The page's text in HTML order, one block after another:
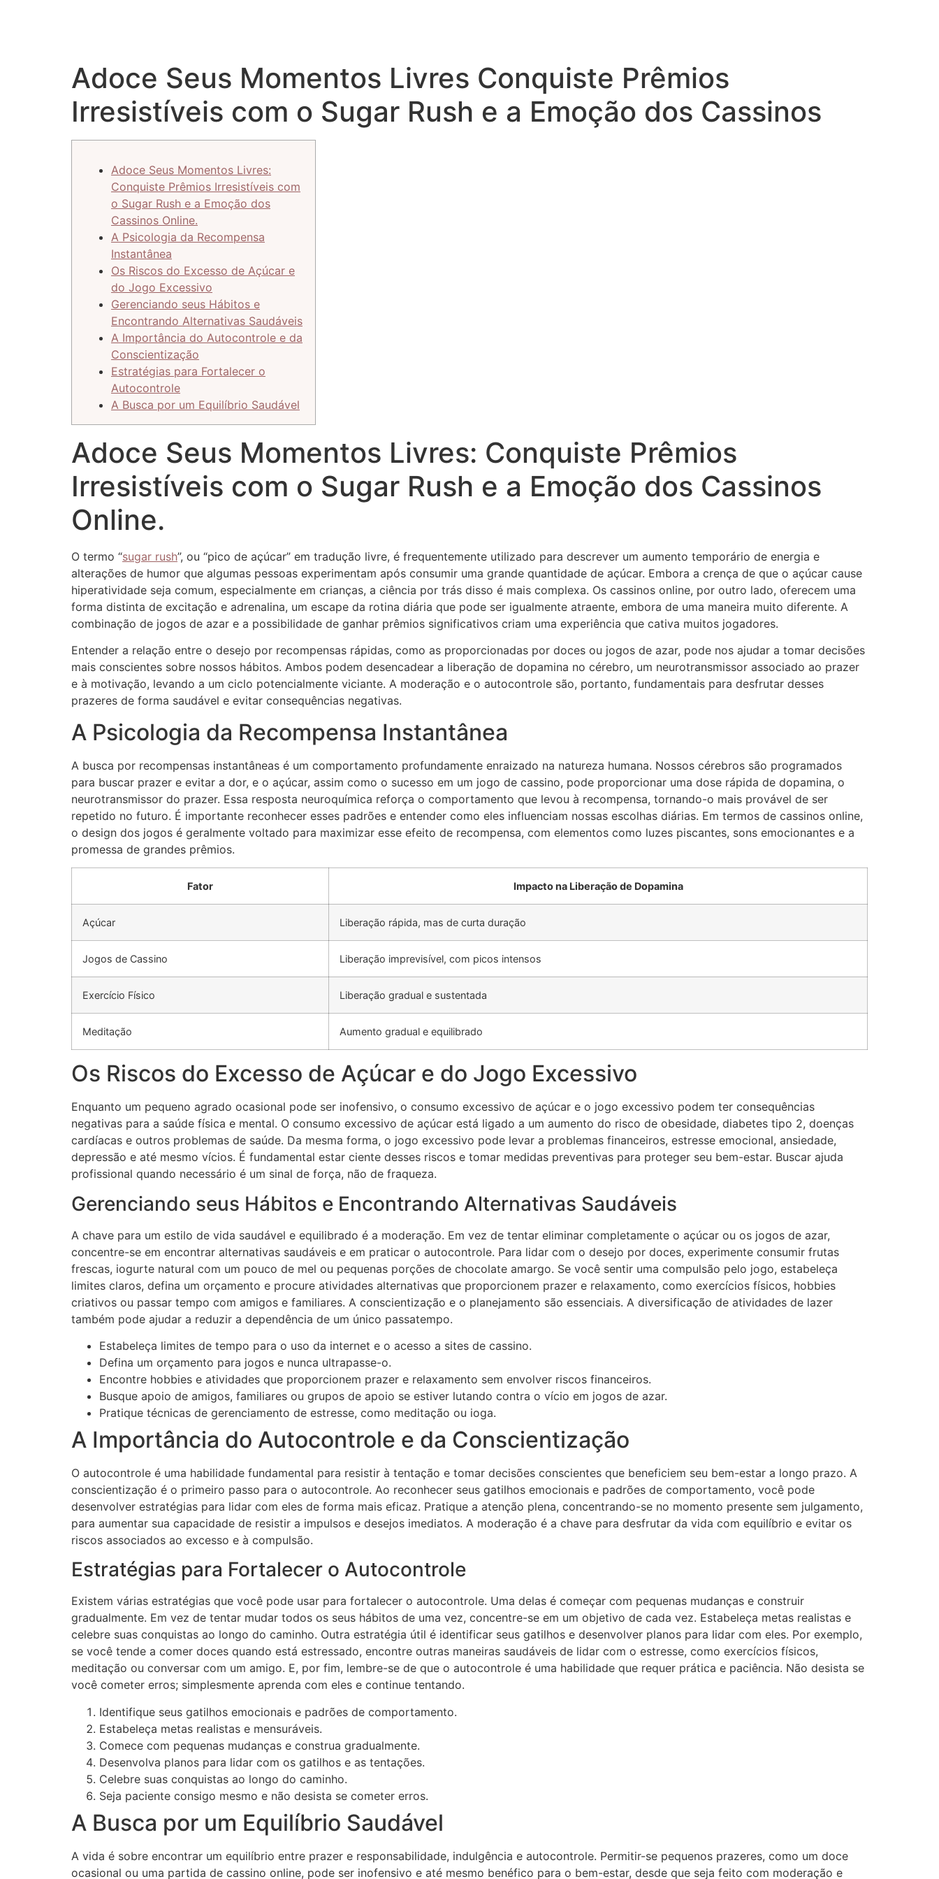
Adoce Seus Momentos Livres Conquiste Prêmios
Irresistíveis com o Sugar Rush e a Emoção dos Cassinos
Adoce Seus Momentos Livres:
Conquiste Prêmios Irresistíveis com
o Sugar Rush e a Emoção dos
Cassinos Online.
A Psicologia da Recompensa
Instantânea
Os Riscos do Excesso de Açúcar e
do Jogo Excessivo
Gerenciando seus Hábitos e
Encontrando Alternativas Saudáveis
A Importância do Autocontrole e da
Conscientização
Estratégias para Fortalecer o
Autocontrole
A Busca por um Equilíbrio Saudável
Adoce Seus Momentos Livres: Conquiste Prêmios
Irresistíveis com o Sugar Rush e a Emoção dos Cassinos
Online.
O termo “sugar rush”, ou “pico de açúcar” em tradução livre, é frequentemente utilizado para descrever um aumento temporário de energia e
alterações de humor que algumas pessoas experimentam após consumir uma grande quantidade de açúcar. Embora a crença de que o açúcar cause
hiperatividade seja comum, especialmente em crianças, a ciência por trás disso é mais complexa. Os cassinos online, por outro lado, oferecem uma
forma distinta de excitação e adrenalina, um escape da rotina diária que pode ser igualmente atraente, embora de uma maneira muito diferente. A
combinação de jogos de azar e a possibilidade de ganhar prêmios significativos criam uma experiência que cativa muitos jogadores.
Entender a relação entre o desejo por recompensas rápidas, como as proporcionadas por doces ou jogos de azar, pode nos ajudar a tomar decisões
mais conscientes sobre nossos hábitos. Ambos podem desencadear a liberação de dopamina no cérebro, um neurotransmissor associado ao prazer
e à motivação, levando a um ciclo potencialmente viciante. A moderação e o autocontrole são, portanto, fundamentais para desfrutar desses
prazeres de forma saudável e evitar consequências negativas.
A Psicologia da Recompensa Instantânea
A busca por recompensas instantâneas é um comportamento profundamente enraizado na natureza humana. Nossos cérebros são programados
para buscar prazer e evitar a dor, e o açúcar, assim como o sucesso em um jogo de cassino, pode proporcionar uma dose rápida de dopamina, o
neurotransmissor do prazer. Essa resposta neuroquímica reforça o comportamento que levou à recompensa, tornando-o mais provável de ser
repetido no futuro. É importante reconhecer esses padrões e entender como eles influenciam nossas escolhas diárias. Em termos de cassinos online,
o design dos jogos é geralmente voltado para maximizar esse efeito de recompensa, com elementos como luzes piscantes, sons emocionantes e a
promessa de grandes prêmios.
Fator Impacto na Liberação de Dopamina
Açúcar Liberação rápida, mas de curta duração
Jogos de Cassino Liberação imprevisível, com picos intensos
Exercício Físico Liberação gradual e sustentada
Meditação Aumento gradual e equilibrado
Os Riscos do Excesso de Açúcar e do Jogo Excessivo
Enquanto um pequeno agrado ocasional pode ser inofensivo, o consumo excessivo de açúcar e o jogo excessivo podem ter consequências
negativas para a saúde física e mental. O consumo excessivo de açúcar está ligado a um aumento do risco de obesidade, diabetes tipo 2, doenças
cardíacas e outros problemas de saúde. Da mesma forma, o jogo excessivo pode levar a problemas financeiros, estresse emocional, ansiedade,
depressão e até mesmo vícios. É fundamental estar ciente desses riscos e tomar medidas preventivas para proteger seu bem-estar. Buscar ajuda
profissional quando necessário é um sinal de força, não de fraqueza.
Gerenciando seus Hábitos e Encontrando Alternativas Saudáveis
A chave para um estilo de vida saudável e equilibrado é a moderação. Em vez de tentar eliminar completamente o açúcar ou os jogos de azar,
concentre-se em encontrar alternativas saudáveis e em praticar o autocontrole. Para lidar com o desejo por doces, experimente consumir frutas
frescas, iogurte natural com um pouco de mel ou pequenas porções de chocolate amargo. Se você sentir uma compulsão pelo jogo, estabeleça
limites claros, defina um orçamento e procure atividades alternativas que proporcionem prazer e relaxamento, como exercícios físicos, hobbies
criativos ou passar tempo com amigos e familiares. A conscientização e o planejamento são essenciais. A diversificação de atividades de lazer
também pode ajudar a reduzir a dependência de um único passatempo.
Estabeleça limites de tempo para o uso da internet e o acesso a sites de cassino.
Defina um orçamento para jogos e nunca ultrapasse-o.
Encontre hobbies e atividades que proporcionem prazer e relaxamento sem envolver riscos financeiros.
Busque apoio de amigos, familiares ou grupos de apoio se estiver lutando contra o vício em jogos de azar.
Pratique técnicas de gerenciamento de estresse, como meditação ou ioga.
A Importância do Autocontrole e da Conscientização
O autocontrole é uma habilidade fundamental para resistir à tentação e tomar decisões conscientes que beneficiem seu bem-estar a longo prazo. A
conscientização é o primeiro passo para o autocontrole. Ao reconhecer seus gatilhos emocionais e padrões de comportamento, você pode
desenvolver estratégias para lidar com eles de forma mais eficaz. Pratique a atenção plena, concentrando-se no momento presente sem julgamento,
para aumentar sua capacidade de resistir a impulsos e desejos imediatos. A moderação é a chave para desfrutar da vida com equilíbrio e evitar os
riscos associados ao excesso e à compulsão.
Estratégias para Fortalecer o Autocontrole
Existem várias estratégias que você pode usar para fortalecer o autocontrole. Uma delas é começar com pequenas mudanças e construir
gradualmente. Em vez de tentar mudar todos os seus hábitos de uma vez, concentre-se em um objetivo de cada vez. Estabeleça metas realistas e
celebre suas conquistas ao longo do caminho. Outra estratégia útil é identificar seus gatilhos e desenvolver planos para lidar com eles. Por exemplo,
se você tende a comer doces quando está estressado, encontre outras maneiras saudáveis de lidar com o estresse, como exercícios físicos,
meditação ou conversar com um amigo. E, por fim, lembre-se de que o autocontrole é uma habilidade que requer prática e paciência. Não desista se
você cometer erros; simplesmente aprenda com eles e continue tentando.
Identifique seus gatilhos emocionais e padrões de comportamento.
Estabeleça metas realistas e mensuráveis.
Comece com pequenas mudanças e construa gradualmente.
Desenvolva planos para lidar com os gatilhos e as tentações.
Celebre suas conquistas ao longo do caminho.
Seja paciente consigo mesmo e não desista se cometer erros.
A Busca por um Equilíbrio Saudável
A vida é sobre encontrar um equilíbrio entre prazer e responsabilidade, indulgência e autocontrole. Permitir-se pequenos prazeres, como um doce
ocasional ou uma partida de cassino online, pode ser inofensivo e até mesmo benéfico para o bem-estar, desde que seja feito com moderação e